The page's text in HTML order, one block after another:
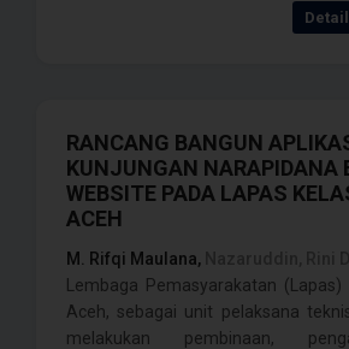
RANCANG BANGUN
KUNJUNGAN NARAPIDANA
WEBSITE PADA LAPAS
ACEH
M. Rifqi Maulana,
Lembaga Pemasyarakatan
Aceh, sebagai unit pelaksana
melakukan pembinaan,